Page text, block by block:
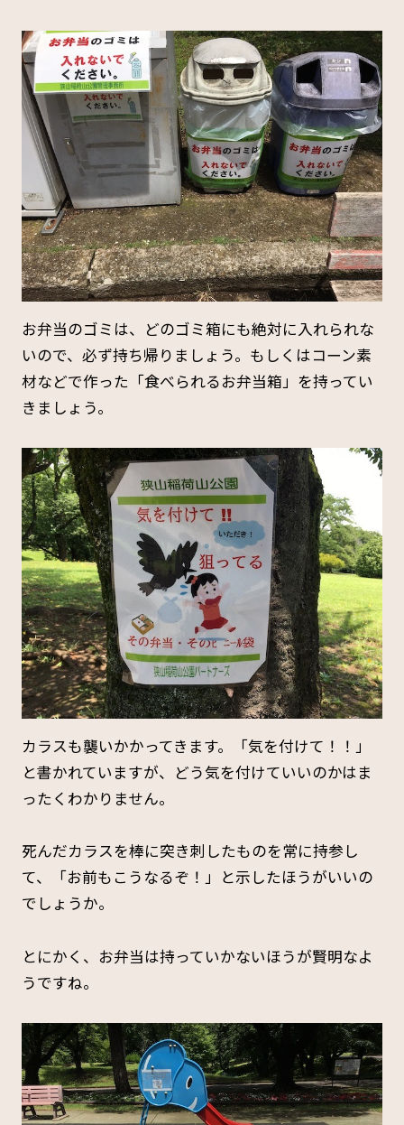
お弁当のゴミは、どのゴミ箱にも絶対に入れられな
いので、必ず持ち帰りましょう。もしくはコーン素
材などで作った「食べられるお弁当箱」を持ってい
きましょう。
カラスも襲いかかってきます。「気を付けて！！」
と書かれていますが、どう気を付けていいのかはま
ったくわかりません。
死んだカラスを棒に突き刺したものを常に持参し
て、「お前もこうなるぞ！」と示したほうがいいの
でしょうか。
とにかく、お弁当は持っていかないほうが賢明なよ
うですね。